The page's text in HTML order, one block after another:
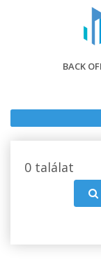
BACK
0 találat